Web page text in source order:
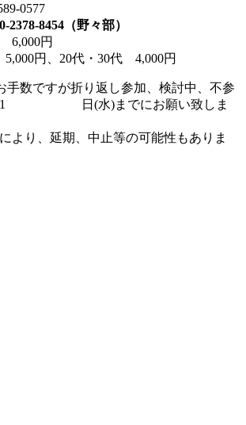
0577
2378-8454（野々部）
円
20代・30代 4,000円
手数ですが折り返し参加、検討中、不参
31 日(水)までにお願い致しま
より、延期、中止等の可能性もありま